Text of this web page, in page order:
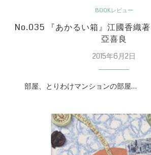
BOOKレビュー
No.035 『あかるい箱』江國香織
亞喜良
2015年6月2日
部屋、とりわけマンションの部屋…